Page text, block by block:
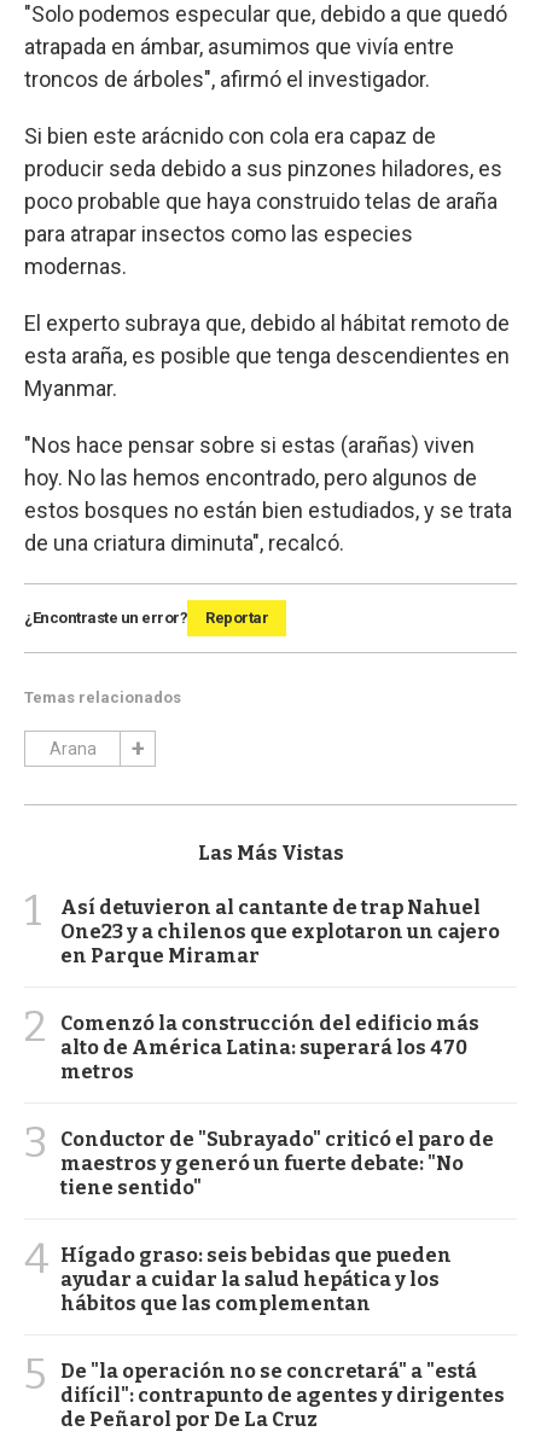
"Solo podemos especular que, debido a que quedó
atrapada en ámbar, asumimos que vivía entre
troncos de árboles", afirmó el investigador.
Si bien este arácnido con cola era capaz de
producir seda debido a sus pinzones hiladores, es
poco probable que haya construido telas de araña
para atrapar insectos como las especies
modernas.
El experto subraya que, debido al hábitat remoto de
esta araña, es posible que tenga descendientes en
Myanmar.
"Nos hace pensar sobre si estas (arañas) viven
hoy. No las hemos encontrado, pero algunos de
estos bosques no están bien estudiados, y se trata
de una criatura diminuta", recalcó.
¿Encontraste un error? Reportar
Temas relacionados
Arana
Las Más Vistas
1
Así detuvieron al cantante de trap Nahuel
One23 y a chilenos que explotaron un cajero
en Parque Miramar
2
Comenzó la construcción del edificio más
alto de América Latina: superará los 470
metros
3
Conductor de "Subrayado" criticó el paro de
maestros y generó un fuerte debate: "No
tiene sentido"
4 Hígado graso: seis bebidas que pueden
ayudar a cuidar la salud hepática y los
hábitos que las complementan
5
De "la operación no se concretará" a "está
difícil": contrapunto de agentes y dirigentes
de Peñarol por De La Cruz